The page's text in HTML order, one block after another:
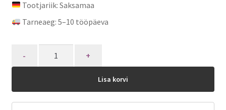
Tootjariik: Saksamaa
Tarneaeg: 5–10 tööpäeva
Lisa korvi